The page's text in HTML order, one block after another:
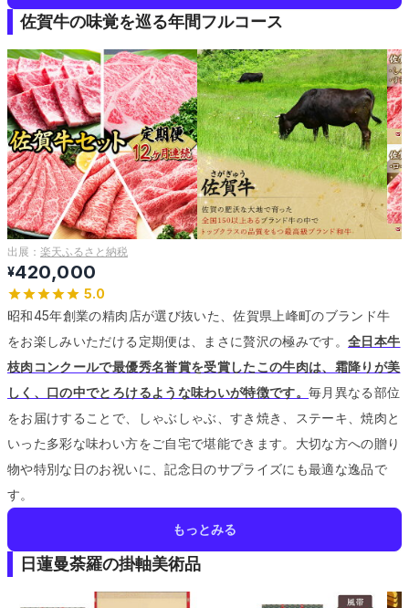
佐賀牛の味覚を巡る年間フルコース
出展： 楽天ふるさと納税
¥420,000
5.0
昭和45年創業の精肉店が選び抜いた、佐賀県上峰町のブランド牛
をお楽しみいただける定期便は、まさに贅沢の極みです。全日本牛
枝肉コンクールで最優秀名誉賞を受賞したこの牛肉は、霜降りが美
しく、口の中でとろけるような味わいが特徴です。毎月異なる部位
をお届けすることで、しゃぶしゃぶ、すき焼き、ステーキ、焼肉と
いった多彩な味わい方をご自宅で堪能できます。 大切な方への贈り
物や特別な日のお祝いに、記念日のサプライズにも最適な逸品で
す。
もっとみる
日蓮曼荼羅の掛軸美術品